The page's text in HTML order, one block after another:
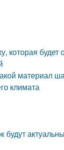
которая
материал
климата
будут